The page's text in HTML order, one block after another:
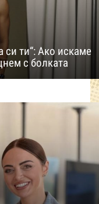
си ти“: Ако искаме
с болката